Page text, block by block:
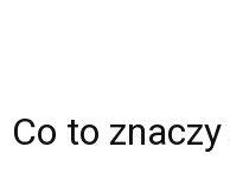
Co to